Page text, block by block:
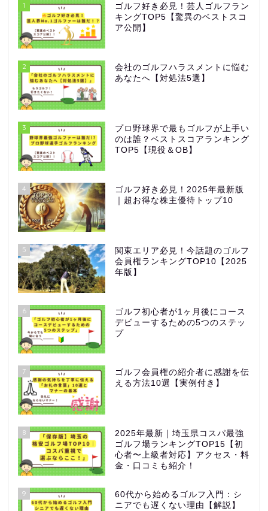
1
ゴルフ好き必見！芸人ゴルフラン
キングTOP5【驚異のベストスコ
ア公開】
2
会社のゴルフハラスメントに悩む
あなたへ【対処法5選】
3
プロ野球界で最もゴルフが上手い
のは誰？ベストスコアランキング
TOP5【現役＆OB】
4
ゴルフ好き必見！2025年最新版
｜超お得な株主優待トップ10
5
関東エリア必見！今話題のゴルフ
会員権ランキングTOP10【2025
年版】
6
ゴルフ初心者が1ヶ月後にコース
デビューするための5つのステッ
プ
7
ゴルフ会員権の紹介者に感謝を伝
える方法10選【実例付き】
8
2025年最新｜埼玉県コスパ最強
ゴルフ場ランキングTOP15【初
心者〜上級者対応】アクセス・料
金・口コミも紹介！
9
60代から始めるゴルフ入門：シ
ニアでも遅くない理由【解説】